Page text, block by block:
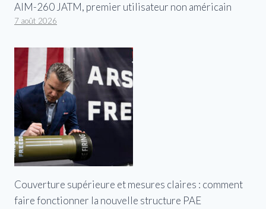
AIM-260 JATM, premier utilisateur non américain
7 août 2026
Couverture supérieure et mesures claires : comment
faire fonctionner la nouvelle structure PAE